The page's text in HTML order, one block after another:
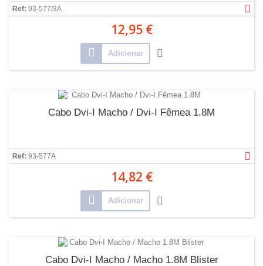
Ref: 93-577/3A
12,95 €
Adicionar
Cabo Dvi-I Macho / Dvi-I Fêmea 1.8M
Ref: 93-577A
14,82 €
Adicionar
Cabo Dvi-I Macho / Macho 1.8M Blister